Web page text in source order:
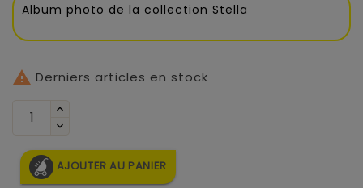
Album photo de la collection Stella
 Derniers articles en stock
AJOUTER AU PANIER